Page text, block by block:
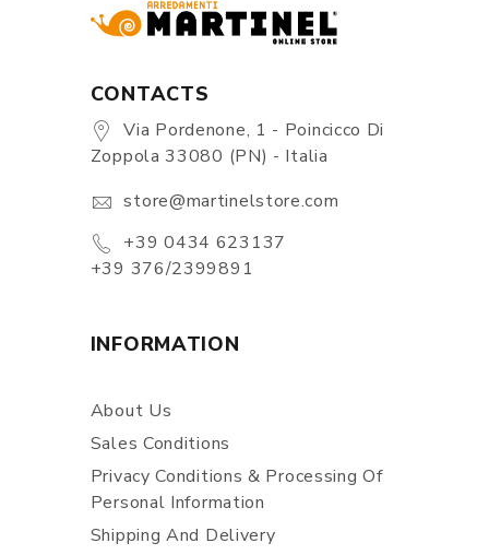
CONTACTS
Via Pordenone, 1 - Poincicco Di
Zoppola 33080 (PN) - Italia
store@martinelstore.com
+39 0434 623137
+39 376/2399891
INFORMATION
About Us
Sales Conditions
Privacy Conditions & Processing Of
Personal Information
Shipping And Delivery